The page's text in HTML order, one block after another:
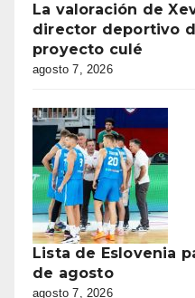
La valoración de
director deportivo
proyecto culé
agosto 7, 2026
Lista de Eslovenia
de agosto
agosto 7, 2026